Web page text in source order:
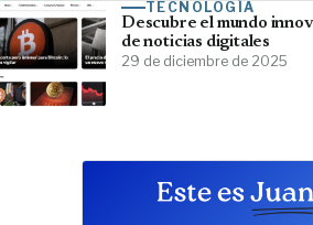
TECNOLOGÍA
Descubre el mundo
de noticias digitales
29 de diciembre de 2025